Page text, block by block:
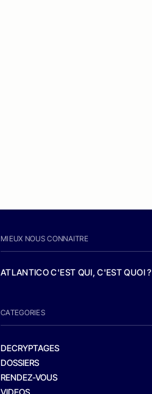
MIEUX NOUS CONNAITRE
ATLANTICO C'EST QUI, C'EST QUOI ?
CATEGORIES
DECRYPTAGES
DOSSIERS
RENDEZ-VOUS
VIDEOS